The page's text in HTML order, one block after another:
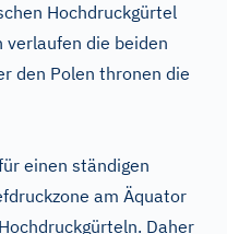
Hochdruckgürtel
verlaufen die beiden
den Polen thronen die
einen ständigen
am Äquator
Daher